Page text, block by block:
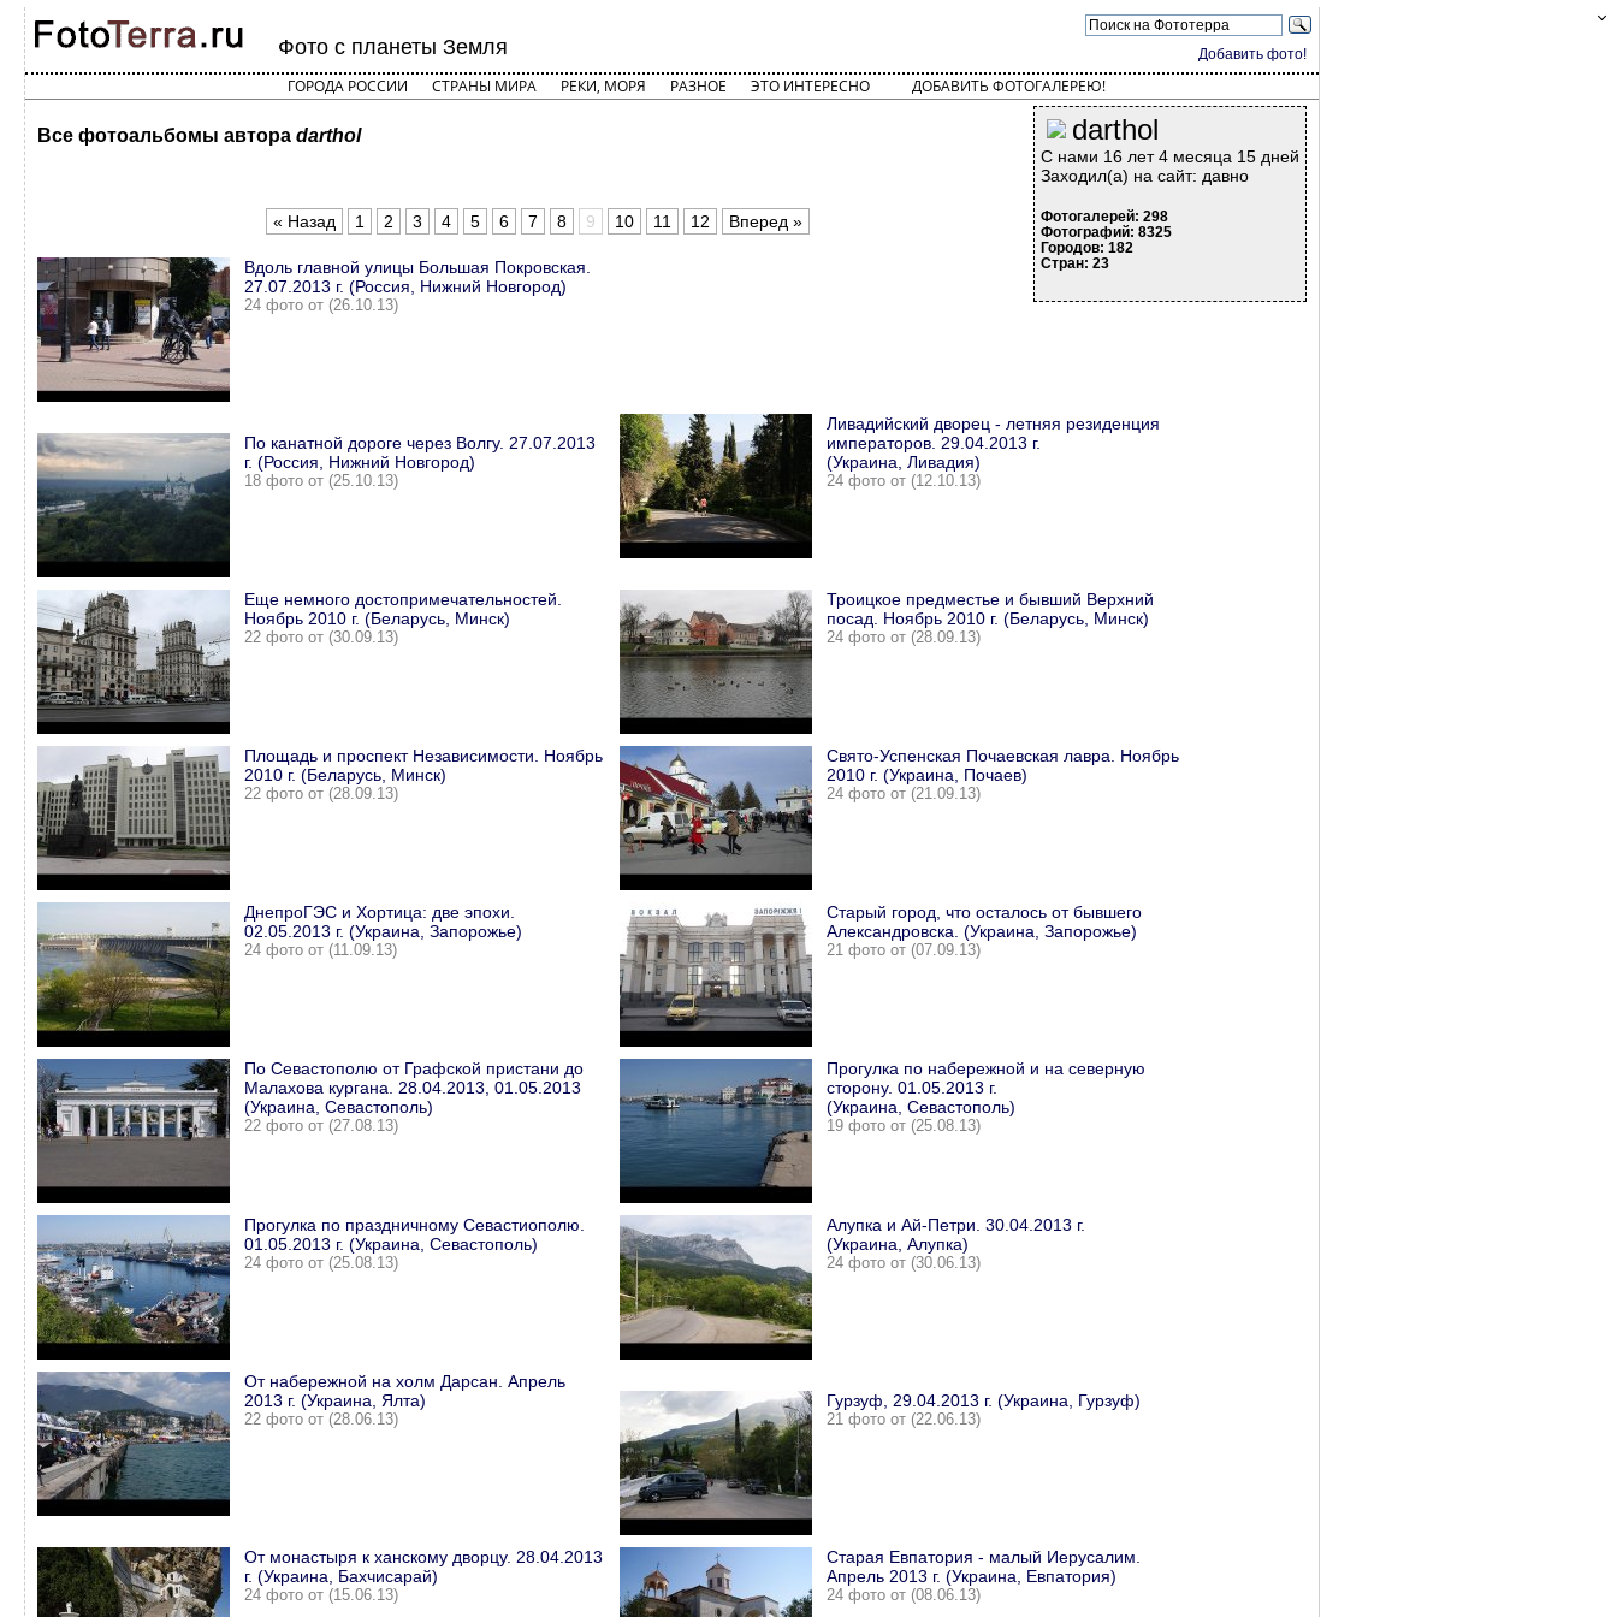
Добавить фото!
Фото с планеты Земля
ГОРОДА РОССИИ СТРАНЫ МИРА РЕКИ, МОРЯ РАЗНОЕ ЭТО ИНТЕРЕСНО ДОБАВИТЬ ФОТОГАЛЕРЕЮ!
darthol
С нами 16 лет 4 месяца 15 дней
Заходил(а) на сайт: давно
Фотогалерей: 298
Фотографий: 8325
Городов: 182
Стран: 23
Все фотоальбомы автора darthol
« Назад 1 2 3 4 5 6 7 8 9 10 11 12 Вперед »
Вдоль главной улицы Большая Покровская.
27.07.2013 г. (Россия, Нижний Новгород)
24 фото от (26.10.13)
По канатной дороге через Волгу. 27.07.2013
г. (Россия, Нижний Новгород)
18 фото от (25.10.13)
Ливадийский дворец - летняя резиденция
императоров. 29.04.2013 г.
(Украина, Ливадия)
24 фото от (12.10.13)
Еще немного достопримечательностей.
Ноябрь 2010 г. (Беларусь, Минск)
22 фото от (30.09.13)
Троицкое предместье и бывший Верхний
посад. Ноябрь 2010 г. (Беларусь, Минск)
24 фото от (28.09.13)
Площадь и проспект Независимости. Ноябрь
2010 г. (Беларусь, Минск)
22 фото от (28.09.13)
Свято-Успенская Почаевская лавра. Ноябрь
2010 г. (Украина, Почаев)
24 фото от (21.09.13)
ДнепроГЭС и Хортица: две эпохи.
02.05.2013 г. (Украина, Запорожье)
24 фото от (11.09.13)
Старый город, что осталось от бывшего
Александровска. (Украина, Запорожье)
21 фото от (07.09.13)
По Севастополю от Графской пристани до
Малахова кургана. 28.04.2013, 01.05.2013
(Украина, Севастополь)
22 фото от (27.08.13)
Прогулка по набережной и на северную
сторону. 01.05.2013 г.
(Украина, Севастополь)
19 фото от (25.08.13)
Прогулка по праздничному Севастиополю.
01.05.2013 г. (Украина, Севастополь)
24 фото от (25.08.13)
Алупка и Ай-Петри. 30.04.2013 г.
(Украина, Алупка)
24 фото от (30.06.13)
От набережной на холм Дарсан. Апрель
2013 г. (Украина, Ялта)
22 фото от (28.06.13)
Гурзуф, 29.04.2013 г. (Украина, Гурзуф)
21 фото от (22.06.13)
От монастыря к ханскому дворцу. 28.04.2013
г. (Украина, Бахчисарай)
24 фото от (15.06.13)
Старая Евпатория - малый Иерусалим.
Апрель 2013 г. (Украина, Евпатория)
24 фото от (08.06.13)